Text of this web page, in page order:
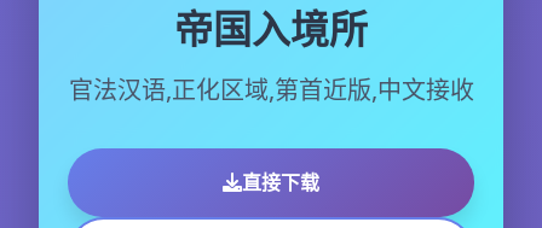
帝国入境所
官法汉语,正化区域,第首近版,中文接收
直接下载